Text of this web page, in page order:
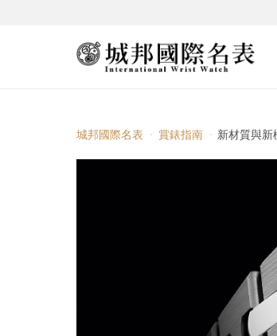
城邦國際名表 賞錶指南 新材質與